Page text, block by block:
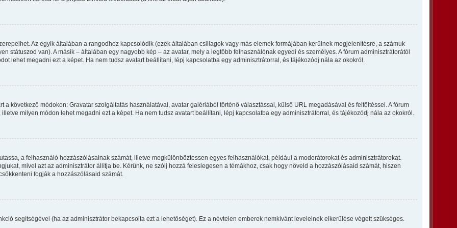
Az egyik általában a rangodhoz kapcsolódik (ezek általában csillagok vagy más elemek formájában kerülnek megjelenítésre, a számuk
státuszod van). A másik – általában egy nagyobb kép – az avatar, mely a legtöbb felhasználónak egyedi és személyes. A fórum adminisztrátorától
lehet megadni ezt a képet. Ha nem tudsz avatart beállítani, lépj kapcsolatba egy adminisztrátorral, és tájékozódj nála az okokról.
a következő módokon: Gravatar szolgáltatás használatával, avatar galériából történő választással, külső URL megadásával és feltöltéssel. A fórum
milyen módon lehet megadni ezt a képet. Ha nem tudsz avatart beállítani, lépj kapcsolatba egy adminisztrátorral, és tájékozódj nála az okokról.
a felhasználó hozzászólásainak számát, illetve megkülönböztessen egyes felhasználókat, például a moderátorokat és adminisztrátorokat.
mivel azt az adminisztrátor állítja be. Kérünk, ne szólj hozzá feleslegesen a témákhoz, csak hogy növeld a hozzászólásaid számát, hiszen
fogják a hozzászólásaid számát.
segítségével (ha az adminisztrátor bekapcsolta ezt a lehetőséget). Ez a névtelen emberek nemkívánt leveleinek elkerülése végett szükséges.